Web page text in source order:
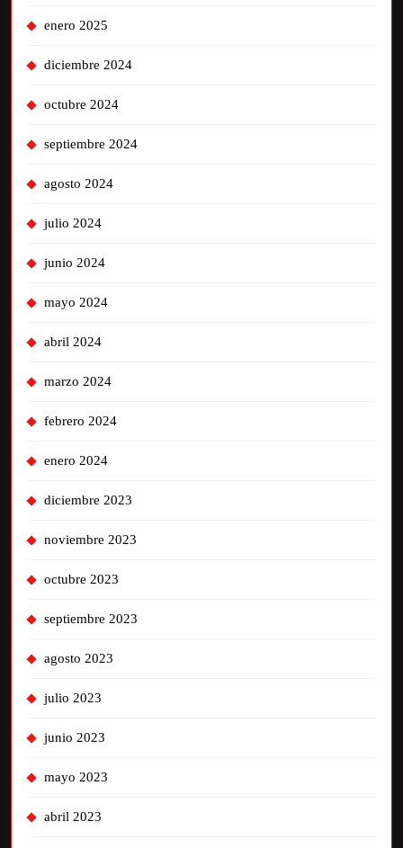
enero 2025
diciembre 2024
octubre 2024
septiembre 2024
agosto 2024
julio 2024
junio 2024
mayo 2024
abril 2024
marzo 2024
febrero 2024
enero 2024
diciembre 2023
noviembre 2023
octubre 2023
septiembre 2023
agosto 2023
julio 2023
junio 2023
mayo 2023
abril 2023